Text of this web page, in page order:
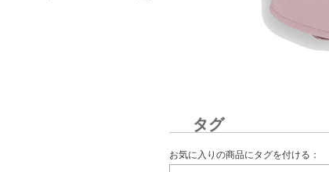
タグ
お気に入りの商品にタグを付ける：